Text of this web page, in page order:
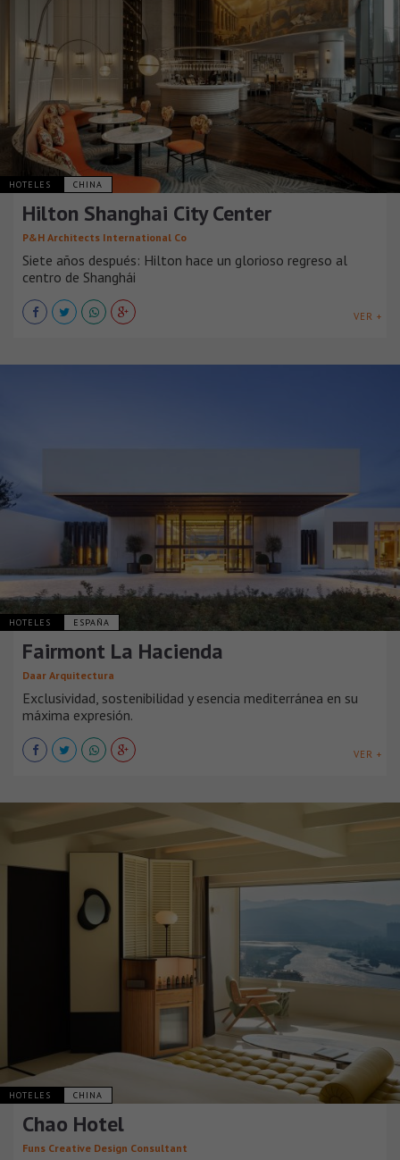
HOTELES CHINA
Hilton Shanghai City Center
P&H Architects International Co
Siete años después: Hilton hace un glorioso regreso al
centro de Shanghái
VER +
HOTELES ESPAÑA
Fairmont La Hacienda
Daar Arquitectura
Exclusividad, sostenibilidad y esencia mediterránea en su
máxima expresión.
VER +
HOTELES CHINA
Chao Hotel
Funs Creative Design Consultant